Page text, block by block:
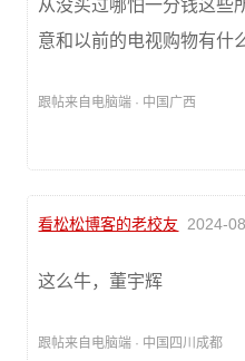
从没买过哪怕一分钱这些
意和以前的电视购物有什
跟帖来自电脑端 · 中国广西
看松松博客的老校友 2024-
这么牛，董宇辉
跟帖来自电脑端 · 中国四川成都